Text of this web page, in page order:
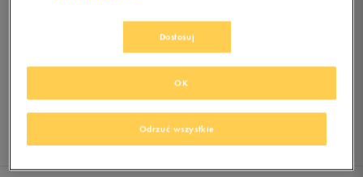
Jeśli artykuł będzie ponownie dostępny, otrzymasz od nas powiadomienie.
Wybierz rozmiar
M Powiadom o dostępności
Dostosuj
Odrzuć wszystkie
OK